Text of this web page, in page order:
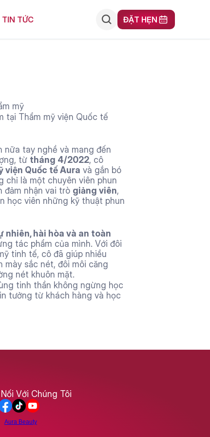
mỹ
tại Thẩm mỹ viện Quốc tế
nữa tay nghề và mang đến
từ tháng 4/2022, cô
viện Quốc tế Aura và gắn bó
chỉ là một chuyên viên phun
đảm nhận vai trò giảng viên,
học viên những kỹ thuật phun
nhiên, hài hòa và an toàn
tác phẩm của mình. Với đôi
tinh tế, cô đã giúp nhiều
mày sắc nét, đôi môi căng
nét khuôn mặt.
tinh thần không ngừng học
tưởng từ khách hàng và học
TIN TỨC ĐẶT HẸN
Với Chúng Tôi
Aura Beauty